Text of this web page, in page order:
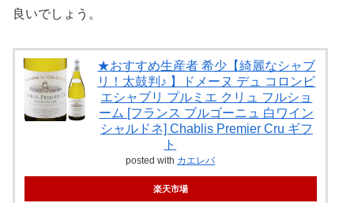
良いでしょう。
★おすすめ生産者 希少【綺麗なシャブ
リ！太鼓判♪ 】ドメーヌ デュ コロンビ
エシャブリ プルミエ クリュ フルショ
ーム [フランス ブルゴーニュ 白ワイン
シャルドネ] Chablis Premier Cru ギフ
ト
posted with カエレバ
楽天市場